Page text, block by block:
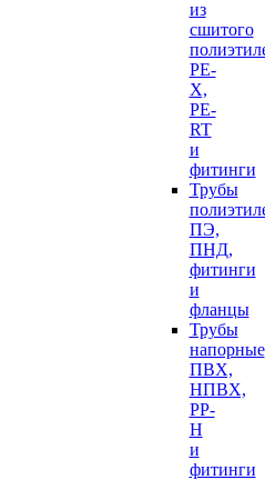
из
сшитого
PE-
X,
PE-
RT
и
фитинги
Трубы
ПЭ,
ПНД,
фитинги
и
фланцы
Трубы
напорные
ПВХ,
НПВХ,
PP-
H
и
фитинги